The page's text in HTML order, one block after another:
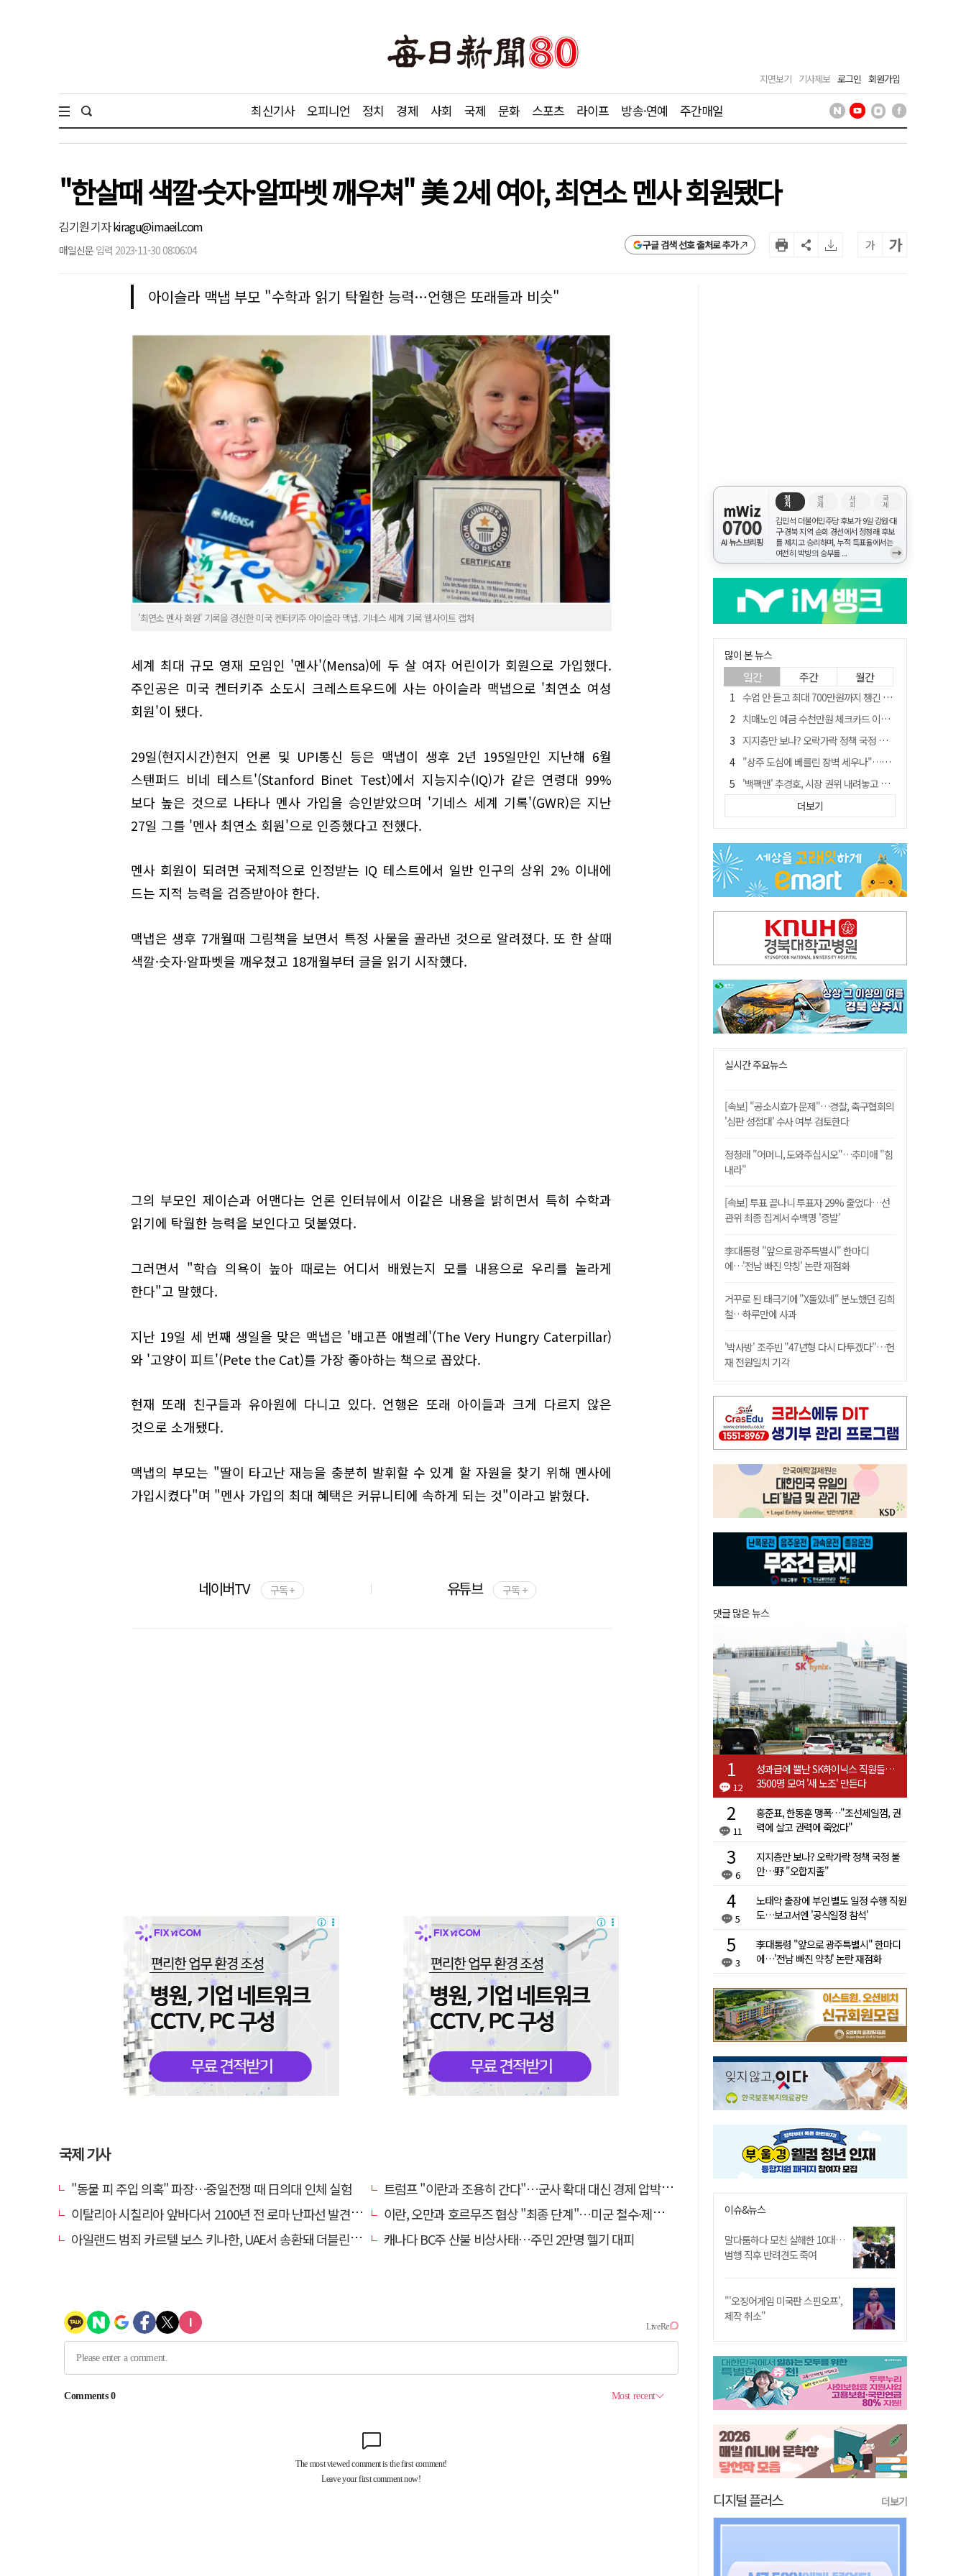
지면보기 기사제보 로그인 회원가입
최신기사 오피니언 정치 경제 사회 국제 문화 스포츠 라이프 방송·연예 주간매일
"한살때 색깔·숫자·알파벳 깨우쳐" 美 2세 여아, 최연소 멘사 회원됐다
김기원 기자kiragu@imaeil.com
매일신문 입력 2023-11-30 08:06:04 구글 검색 선호 출처로 추가 가 가
아이슬라 맥냅 부모 "수학과 읽기 탁월한 능력…언행은 또래들과 비슷"
'최연소 멘사 회원' 기록을 경신한 미국 켄터키주 아이슬라 맥냅. 기네스 세계 기록 웹사이트 캡처
세계 최대 규모 영재 모임인 '멘사'(Mensa)에 두 살 여자 어린이가 회원으로 가입했다.
주인공은 미국 켄터키주 소도시 크레스트우드에 사는 아이슬라 맥냅으로 '최연소 여성
회원'이 됐다.
29일(현지시간)현지 언론 및 UPI통신 등은 맥냅이 생후 2년 195일만인 지난해 6월
스탠퍼드 비네 테스트'(Stanford Binet Test)에서 지능지수(IQ)가 같은 연령대 99%
보다 높은 것으로 나타나 멘사 가입을 승인받았으며 '기네스 세계 기록'(GWR)은 지난
27일 그를 '멘사 최연소 회원'으로 인증했다고 전했다.
멘사 회원이 되려면 국제적으로 인정받는 IQ 테스트에서 일반 인구의 상위 2% 이내에
드는 지적 능력을 검증받아야 한다.
맥냅은 생후 7개월때 그림책을 보면서 특정 사물을 골라낸 것으로 알려졌다. 또 한 살때
색깔·숫자·알파벳을 깨우쳤고 18개월부터 글을 읽기 시작했다.
그의 부모인 제이슨과 어맨다는 언론 인터뷰에서 이같은 내용을 밝히면서 특히 수학과
읽기에 탁월한 능력을 보인다고 덧붙였다.
그러면서 "학습 의욕이 높아 때로는 어디서 배웠는지 모를 내용으로 우리를 놀라게
한다"고 말했다.
지난 19일 세 번째 생일을 맞은 맥냅은 '배고픈 애벌레'(The Very Hungry Caterpillar)
와 '고양이 피트'(Pete the Cat)를 가장 좋아하는 책으로 꼽았다.
현재 또래 친구들과 유아원에 다니고 있다. 언행은 또래 아이들과 크게 다르지 않은
것으로 소개됐다.
맥냅의 부모는 "딸이 타고난 재능을 충분히 발휘할 수 있게 할 자원을 찾기 위해 멘사에
가입시켰다"며 "멘사 가입의 최대 혜택은 커뮤니티에 속하게 되는 것"이라고 밝혔다.
네이버TV 구독 + 유튜브 구독 +
국제 기사
"동물 피 주입 의혹" 파장…중일전쟁 때 日의대 인체 실험
트럼프 "이란과 조용히 간다"…군사 확대 대신 경제 압박 유지
이탈리아 시칠리아 앞바다서 2100년 전 로마 난파선 발견…암포라 수백 점 원형 보존
이란, 오만과 호르무즈 협상 "최종 단계"…미군 철수·제재 해제 선행 요구
아일랜드 범죄 카르텔 보스 키나한, UAE서 송환돼 더블린 법정 섰다
캐나다 BC주 산불 비상사태…주민 2만명 헬기 대피
mWiz
0700
AI 뉴스브리핑
정
치
경
제
사
회
국
제
김민석 더불어민주당 후보가 9일 강원·대
구·경북 지역 순회 경선에서 정청래 후보
를 제치고 승리하며, 누적 득표율에서는
여전히 박빙의 승부를 ...
→
많이 본 뉴스
일간 주간 월간
수업 안 듣고 최대 700만원까지 챙긴 포항 A대학 '유령 선수' 등 무더기 송치
치매노인 예금 수천만원 체크카드 이용해 빼돌린 70대 간병인, 집행유예
지지층만 보나? 오락가락 정책 국정 불안…野 "오합지졸"
"상주 도심에 베를린 장벽 세우나"…중부내륙 KTX 흙둑 쌓기계획에 시민들 반발
'백팩맨' 추경호, 시장 권위 내려놓고 시민 속 '현장 행보' 눈길
칠곡 알뜰 만남의주유소…경북 최초 '착하디착한 주유소' 선정
지역에 기여는 없이 15조원 경북도 금고 눈독 들이는 대형銀
경북 칠곡시니어클럽 커피앤솝 사업단…자개소품 만들기 문화체험 운영
[여권 국정 운영 난맥상] 그때 그때 다른 규제 완화
더보기
실시간 주요뉴스
[속보] "공소시효가 문제"…경찰, 축구협회의
'심판 성접대' 수사 여부 검토한다
정청래 "어머니, 도와주십시오"…추미애 "힘
내라"
[속보] 투표 끝나니 투표자 29% 줄었다…선
관위 최종 집계서 수백명 '증발'
李대통령 "앞으로 광주특별시" 한마디
에…'전남 빠진 약칭' 논란 재점화
거꾸로 된 태극기에 "X돌았네" 분노했던 김희
철…하루만에 사과
'박사방' 조주빈 "47년형 다시 다투겠다"…헌
재 전원일치 기각
댓글 많은 뉴스
12
성과급에 뿔난 SK하이닉스 직원들…
3500명 모여 '새 노조' 만든다
11
홍준표, 한동훈 맹폭…"조선제일껌, 권
력에 살고 권력에 죽었다"
6
지지층만 보나? 오락가락 정책 국정 불
안…野 "오합지졸"
5
노태악 출장에 부인 별도 일정 수행 직원
도…보고서엔 '공식일정 참석'
3
李대통령 "앞으로 광주특별시" 한마디
에…'전남 빠진 약칭' 논란 재점화
이슈&뉴스
말다툼하다 모친 살해한 10대…
범행 직후 반려견도 죽여
"'오징어게임 미국판 스핀오프',
제작 취소"
디지털 플러스 더보기